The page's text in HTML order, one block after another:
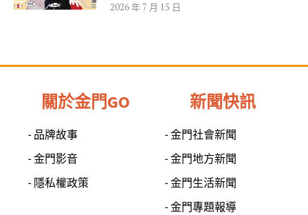
2026 年 7 月 15 日
關於金門GO
- 品牌故事
- 金門影音
- 隱私權政策
新聞快訊
- 金門社會新聞
- 金門地方新聞
- 金門生活新聞
- 金門專題報導